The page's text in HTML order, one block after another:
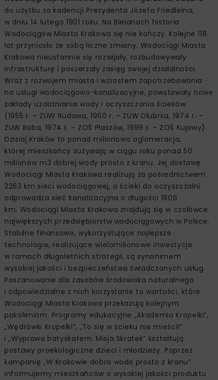
do użytku za kadencji Prezydenta Józefa Friedleina,
w dniu 14 lutego 1901 roku. Na Bielanach historia
Wodociągów Miasta Krakowa się nie kończy. Kolejne 118
lat przyniosło ze sobą liczne zmiany. Wodociągi Miasta
Krakowa nieustannie się rozwijały, rozbudowywały
infrastrukturę i poszerzały zasięg swojej działalności.
Wraz z rozwojem miasta i wzrostem zapotrzebowania
na usługi wodociągowo-kanalizacyjne, powstawały nowe
zakłady uzdatniania wody i oczyszczania ścieków
(1955 r. – ZUW Rudawa, 1960 r. – ZUW Dłubnia, 1974 r. –
ZUW Raba, 1974 r. – ZOŚ Płaszów, 1999 r. – ZOŚ Kujawy).
Dzisiaj Kraków to ponad milionowa aglomeracja,
której mieszkańcy zużywają w ciągu roku ponad 50
milionów m3 dobrej wody prosto z kranu. Jej dostawę
Wodociągi Miasta Krakowa realizują za pośrednictwem
2263 km sieci wodociągowej, a ścieki do oczyszczalni
odprowadza sieć kanalizacyjna o długości 1906
km. Wodociągi Miasta Krakowa znajdują się w czołówce
największych przedsiębiorstw wodociągowych w Polsce.
Stabilne finansowo, wykorzystujące najlepsze
technologie, realizujące wielomilionowe inwestycje
w ramach długoletnich strategii, są synonimem
wysokiej jakości i bezpieczeństwa świadczonych usług.
Poszanowanie dla zasobów środowiska naturalnego
i odpowiedzialne z nich korzystanie to wartości, które
Wodociągi Miasta Krakowa przekazują kolejnym
pokoleniom. Programy edukacyjne „Akademia Kropelki”,
„Wędrówki Kropelki”, „To się w ścieku nie mieści!”
i „Wyprawa batyskafem. Misja Skratek” kształtują
postawy proekologiczne dzieci i młodzieży. Poprzez
kampanię „W Krakowie dobra woda prosto z kranu”
informujemy mieszkańców o wysokiej jakości produktu